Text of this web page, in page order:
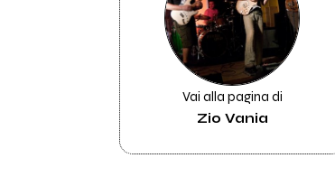
Vai alla pagina di
Zio Vania